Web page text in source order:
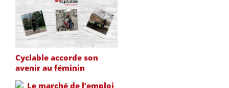
Cyclable accorde son
avenir au féminin